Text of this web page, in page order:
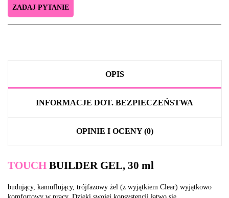
ZADAJ PYTANIE
OPIS
INFORMACJE DOT. BEZPIECZEŃSTWA
OPINIE I OCENY (0)
TOUCH BUILDER GEL, 30 ml
budujący, kamuflujący, trójfazowy żel (z wyjątkiem Clear) wyjątkowo